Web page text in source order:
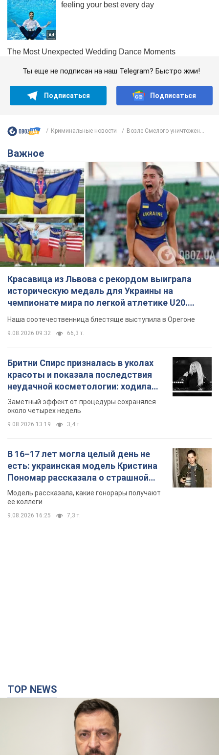
Ты еще не подписан на наш Telegram? Быстро жми!
Подписаться Подписаться
Криминальные новости Возле Смелого уничтожен...
Важное
Красавица из Львова с рекордом выиграла
историческую медаль для Украины на
чемпионате мира по легкой атлетике U20.
Видео
Наша соотечественница блестяще выступила в Орегоне
9.08.2026 09:32 66,3 т.
Бритни Спирс призналась в уколах
красоты и показала последствия
неудачной косметологии: ходила
так почти месяц
Заметный эффект от процедуры сохранялся
около четырех недель
9.08.2026 13:19 3,4 т.
В 16–17 лет могла целый день не
есть: украинская модель Кристина
Пономар рассказала о страшной
стороне модельной карьеры
Модель рассказала, какие гонорары получают
ее коллеги
9.08.2026 16:25 7,3 т.
TOP NEWS